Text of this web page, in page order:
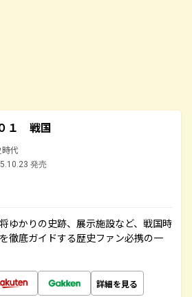
１ 戦国
時代
発売
ゆかりの史跡、展示施設など、戦国時
徹底ガイドする歴史ファン必携の一
詳細を見る